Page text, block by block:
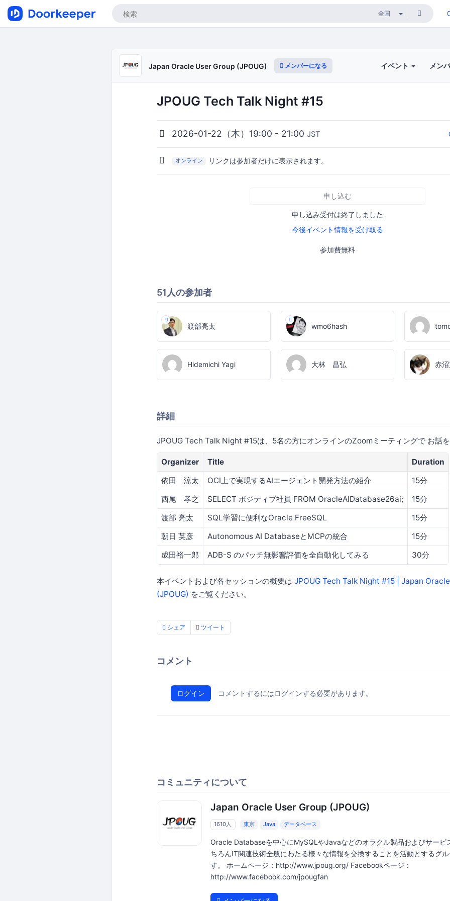
Japan Oracle User Group (JPOUG) メンバーになる イベント メン
JPOUG Tech Talk Night #15
2026-01-22（木）19:00 - 21:00 JST
オンライン リンクは参加者だけに表示されます。
申し込む
申し込み受付は終了しました
今後イベント情報を受け取る
参加費無料
51人の参加者
渡部亮太 wmo6hash
Hidemichi Yagi 大林 昌弘 赤
詳細
JPOUG Tech Talk Night #15は、5名の方にオンラインのZoomミーティングで お話を
Organizer Title
Duration
依田 涼太
OCI上で実現するAIエージェント開発方法の紹介
15分
西尾 孝之
SELECT ポジティブ社員 FROM OracleAIDatabase26ai;
15分
渡部 亮太
SQL学習に便利なOracle FreeSQL
15分
朝日 英彦
Autonomous AI DatabaseとMCPの統合
15分
成田裕一郎
ADB-S のパッチ無影響評価を全自動化してみる 30分
本イベントおよび各セッションの概要は JPOUG Tech Talk Night #15 | Japan
(JPOUG) をご覧ください。
シェア ツイート
コメント
ログイン コメントするにはログインする必要があります。
コミュニティについて
Japan Oracle User Group (JPOUG)
1610人 東京 Java データベース
Oracle Databaseを中心にMySQLやJavaなどのオラクル製品およびサービ
ちろんIT関連技術全般にわたる様々な情報を交換することを活動とするグ
す。 ホームページ：http://www.jpoug.org/ Facebookページ：
http://www.facebook.com/jpougfan